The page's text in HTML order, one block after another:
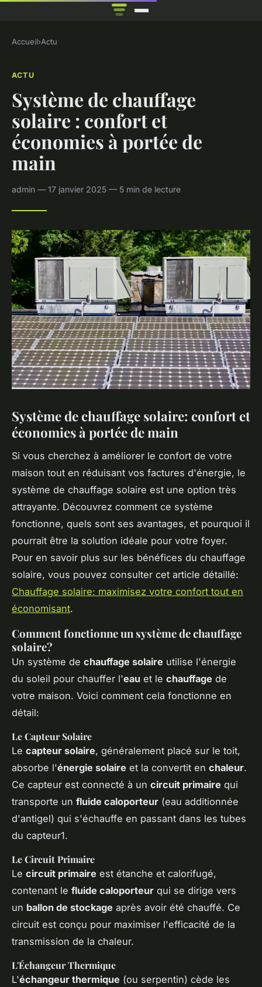
Accueil›Actu
ACTU
Système de chauffage
solaire : confort et
économies à portée de
main
admin — 17 janvier 2025 — 5 min de lecture
Système de chauffage solaire: confort et
économies à portée de main
Si vous cherchez à améliorer le confort de votre
maison tout en réduisant vos factures d'énergie, le
système de chauffage solaire est une option très
attrayante. Découvrez comment ce système
fonctionne, quels sont ses avantages, et pourquoi il
pourrait être la solution idéale pour votre foyer.
Pour en savoir plus sur les bénéfices du chauffage
solaire, vous pouvez consulter cet article détaillé:
Chauffage solaire: maximisez votre confort tout en
économisant.
Comment fonctionne un système de chauffage
solaire?
Un système de chauffage solaire utilise l'énergie
du soleil pour chauffer l'eau et le chauffage de
votre maison. Voici comment cela fonctionne en
détail:
Le Capteur Solaire
Le capteur solaire, généralement placé sur le toit,
absorbe l'énergie solaire et la convertit en chaleur.
Ce capteur est connecté à un circuit primaire qui
transporte un fluide caloporteur (eau additionnée
d'antigel) qui s'échauffe en passant dans les tubes
du capteur1.
Le Circuit Primaire
Le circuit primaire est étanche et calorifugé,
contenant le fluide caloporteur qui se dirige vers
un ballon de stockage après avoir été chauffé. Ce
circuit est conçu pour maximiser l'efficacité de la
transmission de la chaleur.
L'Échangeur Thermique
L'échangeur thermique (ou serpentin) cède les